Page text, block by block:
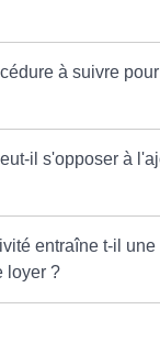
à suivre
il s'opposer à
entraîne t-il une
loyer ?